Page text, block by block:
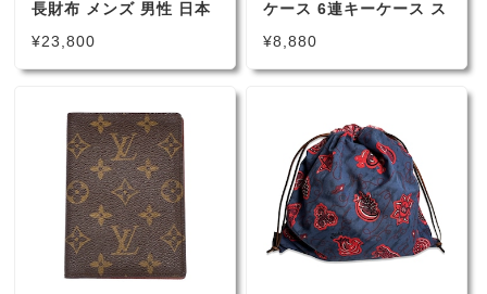
長財布 メンズ 男性 日本
限定 小物 レオーニ キャ
ンバス地 エナメル パテ
¥23,800
ケース 6連キーケース ス
マートキー スマートキー
ケース ブラック レザー
20R2P14PC001R
¥8,880